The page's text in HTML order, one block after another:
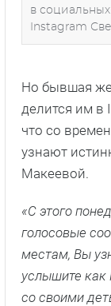
в
Instagram
Но бывшая
делится им в
что со
узнают
Макеевой.
«С этого
голосовые
местам, Вы
услышите как
со своими